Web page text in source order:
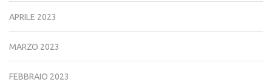
APRILE 2023
MARZO 2023
FEBBRAIO 2023